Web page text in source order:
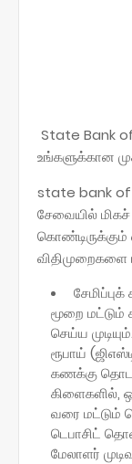
State Bank
உங்களுக்கான
state bank of
சேவையில்
மூறை
செய்ய
ரூபாய்
கணக்கு
கிளைகளில்,
வரை மட்டும்
டெபாசிட்
மேலாளர்